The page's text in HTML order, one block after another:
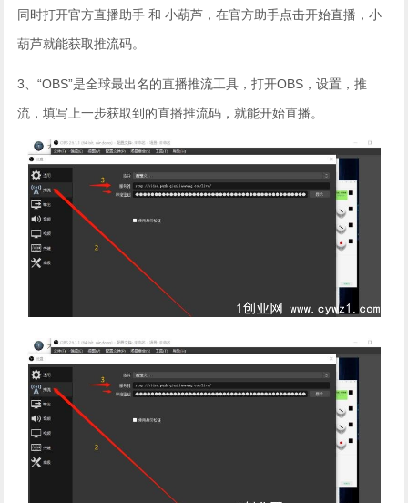
同时打开官方直播助手 和 小葫芦，在官方助手点击开始直播，小
葫芦就能获取推流码。
3、“OBS”是全球最出名的直播推流工具，打开OBS，设置，推
流，填写上一步获取到的直播推流码，就能开始直播。